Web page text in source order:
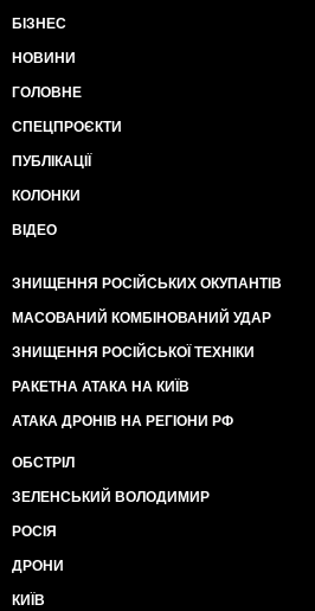
БІЗНЕС
НОВИНИ
ГОЛОВНЕ
СПЕЦПРОЄКТИ
ПУБЛІКАЦІЇ
КОЛОНКИ
ВІДЕО
ЗНИЩЕННЯ РОСІЙСЬКИХ ОКУПАНТІВ
МАСОВАНИЙ КОМБІНОВАНИЙ УДАР
ЗНИЩЕННЯ РОСІЙСЬКОЇ ТЕХНІКИ
РАКЕТНА АТАКА НА КИЇВ
АТАКА ДРОНІВ НА РЕГІОНИ РФ
ОБСТРІЛ
ЗЕЛЕНСЬКИЙ ВОЛОДИМИР
РОСІЯ
ДРОНИ
КИЇВ